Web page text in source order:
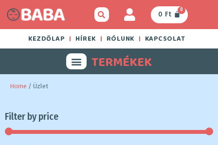
0 Ft
0
KEZDŐLAP HÍREK RÓLUNK KAPCSOLAT
TERMÉKEK
Home / Üzlet
Filter by price